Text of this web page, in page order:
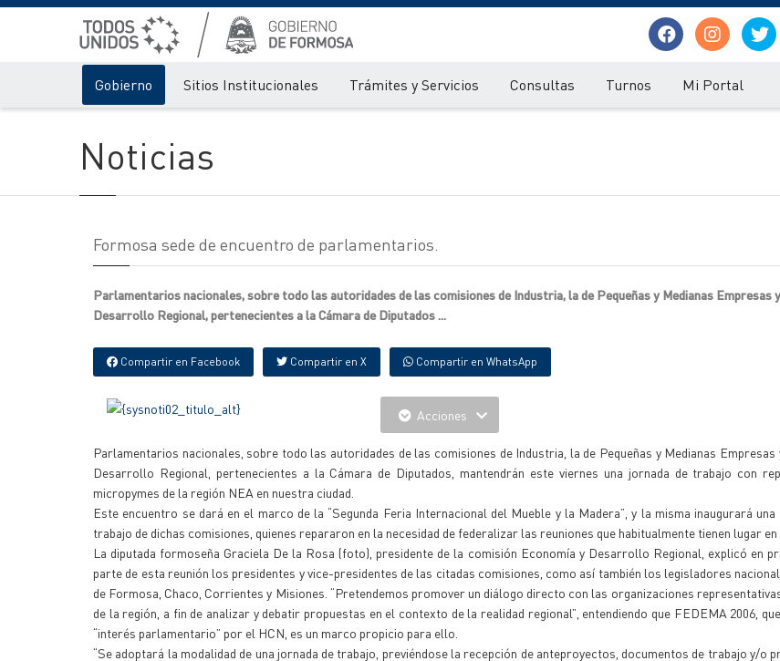
Gobierno Sitios Institucionales Trámites y Servicios Consultas Turnos Mi Portal
Noticias
Formosa sede de encuentro de parlamentarios.
Parlamentarios nacionales, sobre todo las autoridades de las comisiones de Industria, la de Pequeñas y Medianas Empresas
Desarrollo Regional, pertenecientes a la Cámara de Diputados ...
Compartir en Facebook Compartir en X Compartir en WhatsApp
Acciones
Parlamentarios nacionales, sobre todo las autoridades de las comisiones de Industria, la de Pequeñas y Medianas Empresas
Desarrollo Regional, pertenecientes a la Cámara de Diputados, mantendrán este viernes una jornada de trabajo con
micropymes de la región NEA en nuestra ciudad.
Este encuentro se dará en el marco de la “Segunda Feria Internacional del Mueble y la Madera”, y la misma inaugurará una
trabajo de dichas comisiones, quienes repararon en la necesidad de federalizar las reuniones que habitualmente tienen lugar en
La diputada formoseña Graciela De la Rosa (foto), presidente de la comisión Economía y Desarrollo Regional, explicó en
parte de esta reunión los presidentes y vice-presidentes de las citadas comisiones, como así también los legisladores
de Formosa, Chaco, Corrientes y Misiones. “Pretendemos promover un diálogo directo con las organizaciones
de la región, a fin de analizar y debatir propuestas en el contexto de la realidad regional”, entendiendo que FEDEMA 2006,
“interés parlamentario” por el HCN, es un marco propicio para ello.
“Se adoptará la modalidad de una jornada de trabajo, previéndose la recepción de anteproyectos, documentos de trabajo y/o